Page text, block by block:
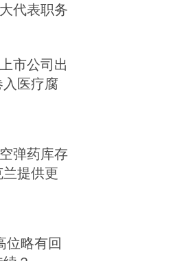
代表职务
市公司出
医疗腐
弹药库存
提供更
位略有回